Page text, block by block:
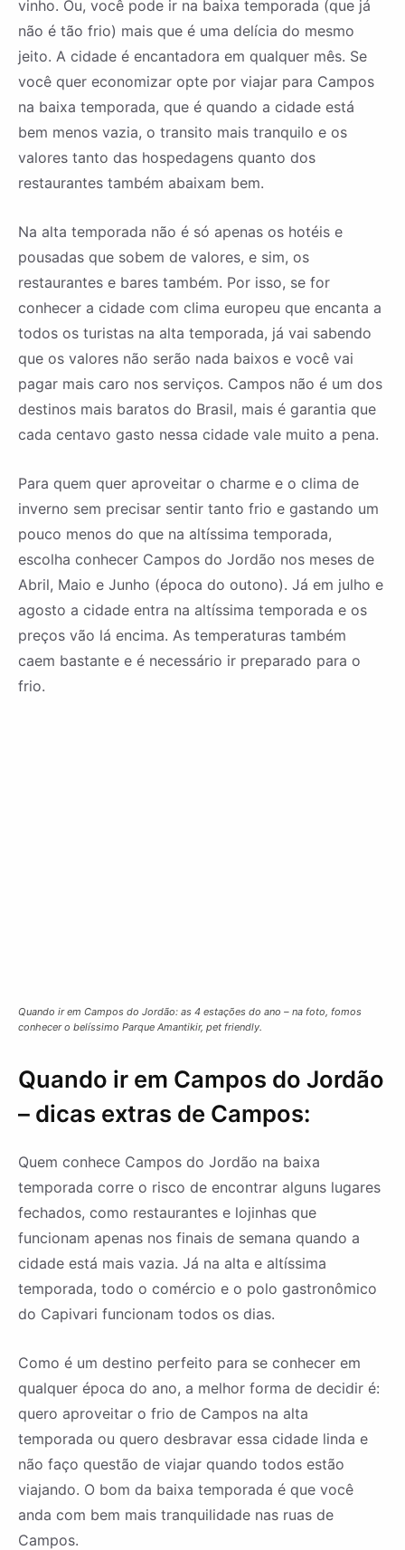
vinho. Ou, você pode ir na baixa temporada (que já
não é tão frio) mais que é uma delícia do mesmo
jeito. A cidade é encantadora em qualquer mês. Se
você quer economizar opte por viajar para Campos
na baixa temporada, que é quando a cidade está
bem menos vazia, o transito mais tranquilo e os
valores tanto das hospedagens quanto dos
restaurantes também abaixam bem.
Na alta temporada não é só apenas os hotéis e
pousadas que sobem de valores, e sim, os
restaurantes e bares também. Por isso, se for
conhecer a cidade com clima europeu que encanta a
todos os turistas na alta temporada, já vai sabendo
que os valores não serão nada baixos e você vai
pagar mais caro nos serviços. Campos não é um dos
destinos mais baratos do Brasil, mais é garantia que
cada centavo gasto nessa cidade vale muito a pena.
Para quem quer aproveitar o charme e o clima de
inverno sem precisar sentir tanto frio e gastando um
pouco menos do que na altíssima temporada,
escolha conhecer Campos do Jordão nos meses de
Abril, Maio e Junho (época do outono). Já em julho e
agosto a cidade entra na altíssima temporada e os
preços vão lá encima. As temperaturas também
caem bastante e é necessário ir preparado para o
frio.
Quando ir em Campos do Jordão: as 4 estações do ano – na foto, fomos
conhecer o belíssimo Parque Amantikir, pet friendly.
Quando ir em Campos do Jordão
– dicas extras de Campos:
Quem conhece Campos do Jordão na baixa
temporada corre o risco de encontrar alguns lugares
fechados, como restaurantes e lojinhas que
funcionam apenas nos finais de semana quando a
cidade está mais vazia. Já na alta e altíssima
temporada, todo o comércio e o polo gastronômico
do Capivari funcionam todos os dias.
Como é um destino perfeito para se conhecer em
qualquer época do ano, a melhor forma de decidir é:
quero aproveitar o frio de Campos na alta
temporada ou quero desbravar essa cidade linda e
não faço questão de viajar quando todos estão
viajando. O bom da baixa temporada é que você
anda com bem mais tranquilidade nas ruas de
Campos.